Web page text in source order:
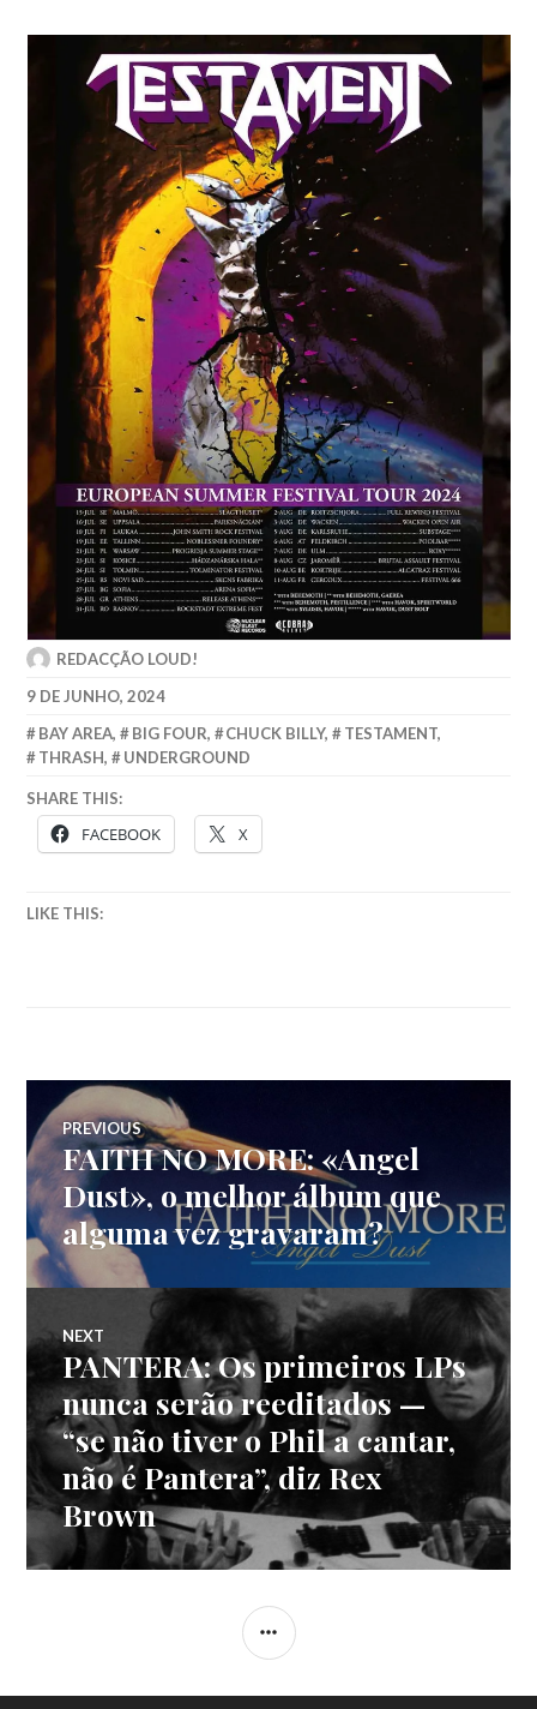
REDACÇÃO LOUD!
9 DE JUNHO, 2024
BAY AREA, BIG FOUR, CHUCK BILLY, TESTAMENT,
THRASH, UNDERGROUND
SHARE THIS:
FACEBOOK X
LIKE THIS:
Navegação
de
artigos
PREVIOUS
Previous
post:
FAITH NO MORE: «Angel
Dust», o melhor álbum que
alguma vez gravaram?
NEXT
Next
post:
PANTERA: Os primeiros LPs
nunca serão reeditados —
“se não tiver o Phil a cantar,
não é Pantera”, diz Rex
Brown
SIDEBAR